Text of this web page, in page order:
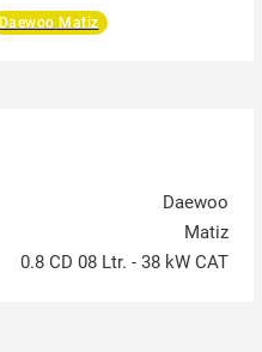
Daewoo Matiz
Daewoo
Matiz
0.8 CD 08 Ltr. - 38 kW CAT